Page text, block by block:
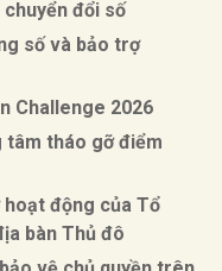
đổi số
số và bảo trợ
Challenge 2026
tâm tháo gỡ điểm
động của Tổ
bàn Thủ đô